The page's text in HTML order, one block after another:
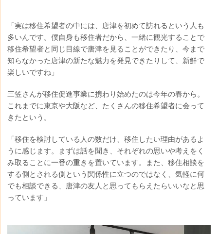
「実は移住希望者の中には、唐津を初めて訪れるという人も
多いんです。僕自身も移住者だから、一緒に観光することで
移住希望者と同じ目線で唐津を見ることができたり、今まで
知らなかった唐津の新たな魅力を発見できたりして、新鮮で
楽しいですね」
三笠さんが移住促進事業に携わり始めたのは今年の春から。
これまでに東京や大阪など、たくさんの移住希望者に会って
きたという。
「移住を検討している人の数だけ、移住したい理由があるよ
うに感じます。まずは話を聞き、それぞれの思いや考えをく
み取ることに一番の重きを置いています。また、移住相談を
する側とされる側という関係性に立つのではなく、気軽に何
でも相談できる、唐津の友人と思ってもらえたらいいなと思
っています」